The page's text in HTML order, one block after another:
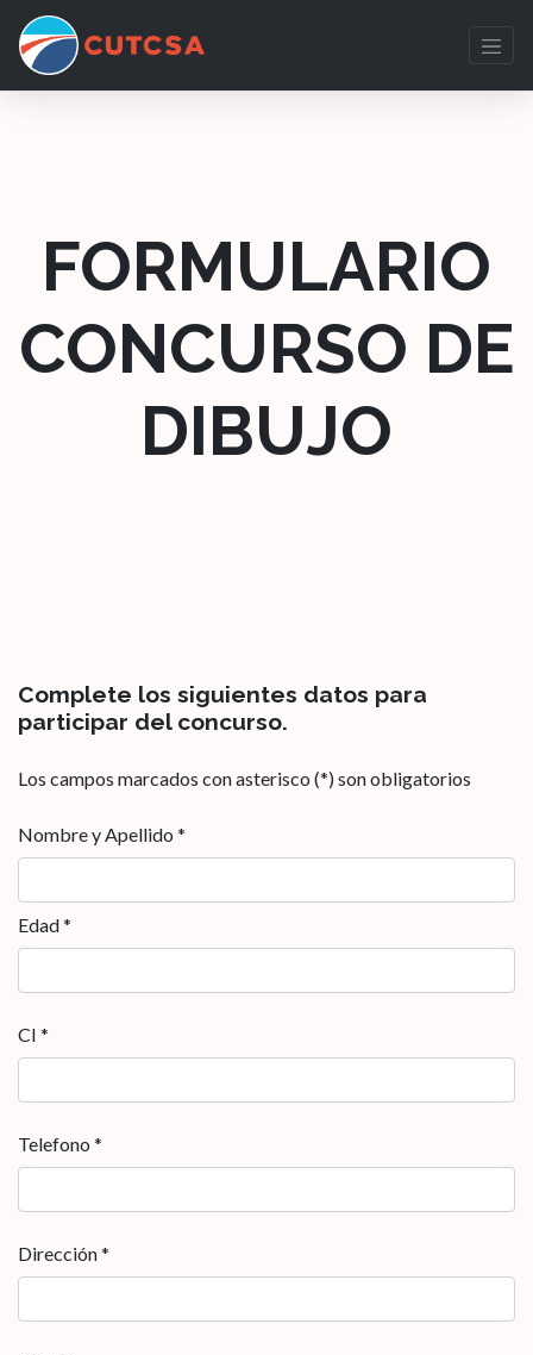
FORMULARIO
CONCURSO DE
DIBUJO
Complete los siguientes datos para
participar del concurso.
Los campos marcados con asterisco (*) son obligatorios
Nombre y Apellido *
Edad *
CI *
Telefono *
Dirección *